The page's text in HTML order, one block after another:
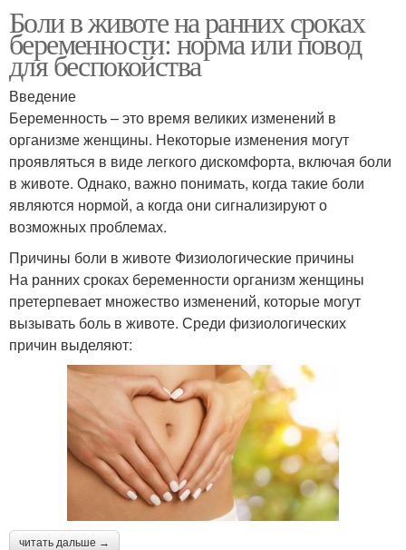
Боли в животе на ранних сроках
беременности: норма или повод
для беспокойства
Введение
Беременность – это время великих изменений в
организме женщины. Некоторые изменения могут
проявляться в виде легкого дискомфорта, включая боли
в животе. Однако, важно понимать, когда такие боли
являются нормой, а когда они сигнализируют о
возможных проблемах.
Причины боли в животе Физиологические причины
На ранних сроках беременности организм женщины
претерпевает множество изменений, которые могут
вызывать боль в животе. Среди физиологических
причин выделяют:
читать дальше →